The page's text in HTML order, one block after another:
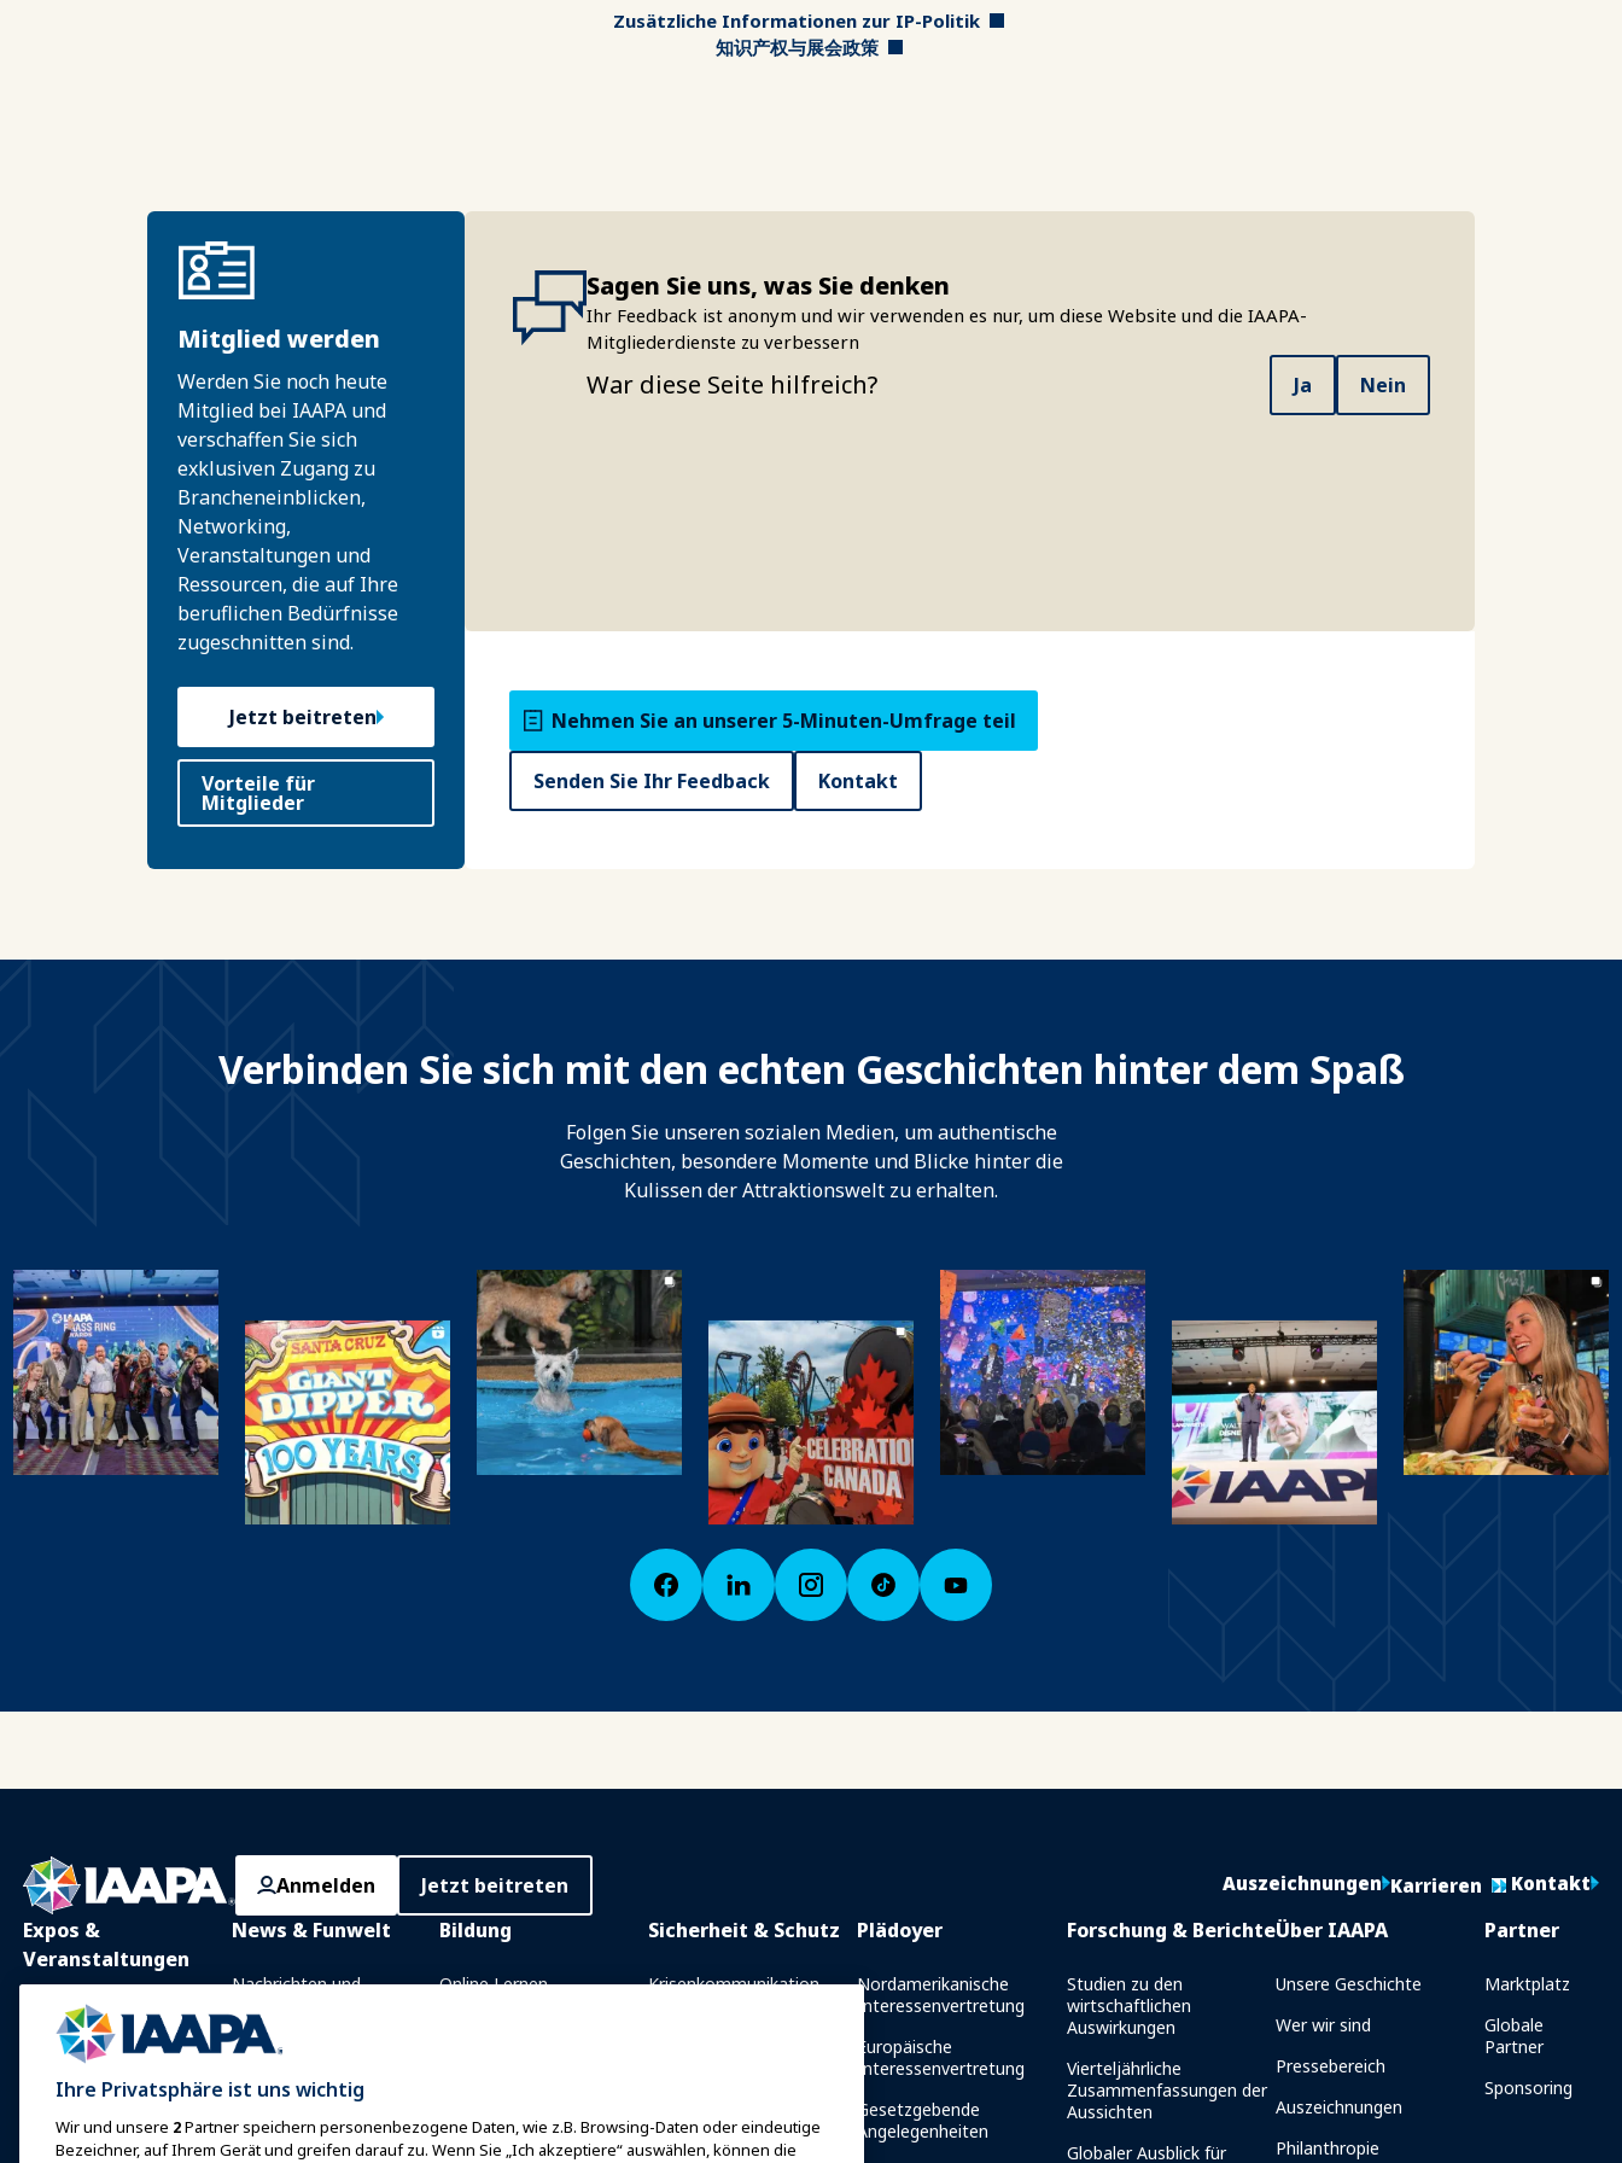
Zusätzliche Informationen zur IP-Politik
知识产权与展会政策
Mitglied werden
Werden Sie noch heute
Mitglied bei IAAPA und
verschaffen Sie sich
exklusiven Zugang zu
Brancheneinblicken,
Networking,
Veranstaltungen und
Ressourcen, die auf Ihre
beruflichen Bedürfnisse
zugeschnitten sind.
Jetzt beitreten
Vorteile für
Mitglieder
Sagen Sie uns, was Sie denken
Ihr Feedback ist anonym und wir verwenden es nur, um diese Website und die IAAPA-
Mitgliederdienste zu verbessern
War diese Seite hilfreich? Ja Nein
Nehmen Sie an unserer 5-Minuten-Umfrage teil
Senden Sie Ihr Feedback Kontakt
Verbinden Sie sich mit den echten Geschichten hinter dem Spaß
Folgen Sie unseren sozialen Medien, um authentische
Geschichten, besondere Momente und Blicke hinter die
Kulissen der Attraktionswelt zu erhalten.
Anmelden Jetzt beitreten Auszeichnungen Karrieren Kontakt
Expos &
Veranstaltungen
IAAPA Expo
Expo Europa
Expo Asien
Expo Naher Osten
News & Funwelt
Nachrichten und
Mit IAAPA werben
Frühere Ausgaben
Schreiben Sie für Funworld
Bildung
Online Lernen
Zertifizierung
Sicherheit & Schutz
Krisenkommunikation
Sicherheit
Plädoyer
Nordamerikanische
Interessenvertretung
Europäische
Interessenvertretung
Gesetzgebende
Angelegenheiten
Forschung & Berichte
Studien zu den
wirtschaftlichen
Auswirkungen
Vierteljährliche
Zusammenfassungen der
Aussichten
Globaler Ausblick für
Über IAAPA
Unsere Geschichte
Wer wir sind
Pressebereich
Auszeichnungen
Philanthropie
Partner
Marktplatz
Globale
Partner
Sponsoring
Ihre Privatsphäre ist uns wichtig
Wir und unsere 2Partner speichern personenbezogene Daten, wie z.B. Browsing-Daten oder eindeutige
Bezeichner, auf Ihrem Gerät und greifen darauf zu. Wenn Sie „Ich akzeptiere“ auswählen, können die